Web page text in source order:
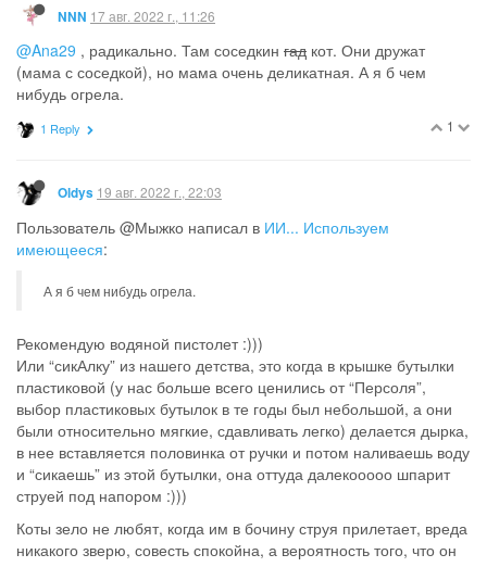
Ana2914 авг. 2022 г., 09:14
@Natalka они продаются отдельно?
N 2 Replies
@Ana29, куриные шеи
Наталья7314 авг. 2022 г., 09:58
писала@Oldys.
N 14 авг. 2022 г., 10:07
@Ana29, нет. Шеи. Но вообще котёныш маленький ещё у
тебя. Может все прокручивать пока. И паштетом детским
можно кормить из баночек
2